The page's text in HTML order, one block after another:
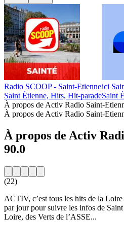
Radio SCOOP - Saint-Etienne
Saint Étienne, Hits, Hit-parade
ici
Saint
À propos de Activ Radio Saint-
À propos de Activ Radio Saint-
À propos de Activ
90.0
(22)
ACTIV, c’est tous les hits de la
par jour pour suivre les infos de
Loire, des Verts de l’ASSE...